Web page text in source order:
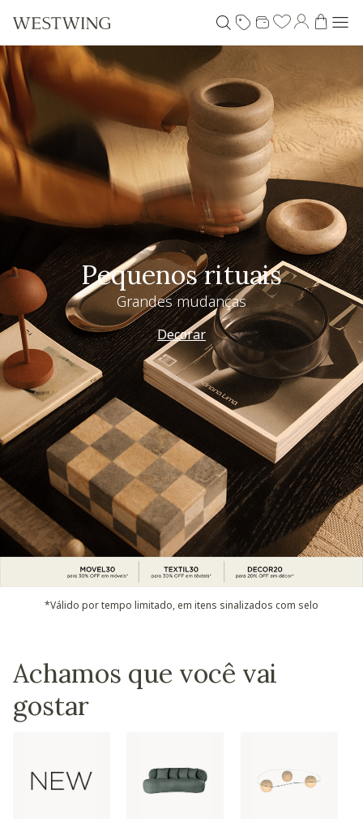
Pequenos rituais
Grandes mudanças
Decorar
*Válido por tempo limitado, em itens sinalizados com selo
Achamos que você vai
gostar